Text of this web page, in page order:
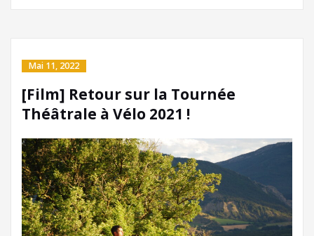
Mai 11, 2022
[Film] Retour sur la Tournée
Théâtrale à Vélo 2021 !